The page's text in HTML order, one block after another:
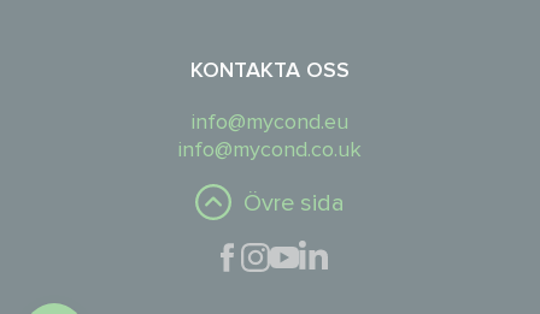
KONTAKTA OSS
info@mycond.eu
info@mycond.co.uk
Övre sida